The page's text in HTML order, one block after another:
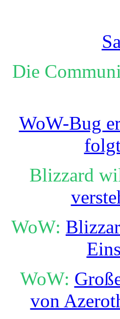
Die
WoW-Bug
Blizzard
WoW:
WoW:
von